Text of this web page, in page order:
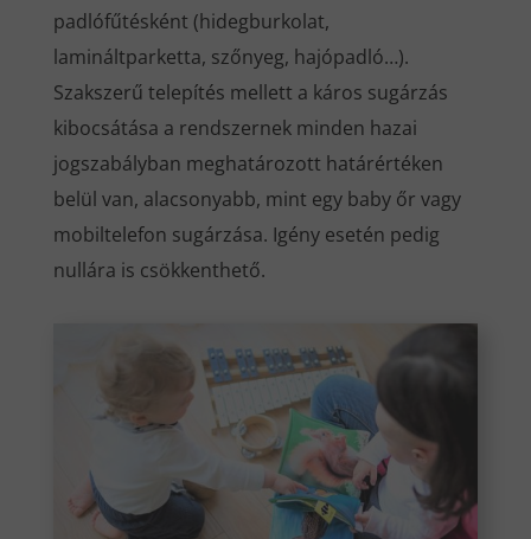
padlófűtésként (hidegburkolat,
lamináltparketta, szőnyeg, hajópadló…).
Szakszerű telepítés mellett a káros sugárzás
kibocsátása a rendszernek minden hazai
jogszabályban meghatározott határértéken
belül van, alacsonyabb, mint egy baby őr vagy
mobiltelefon sugárzása. Igény esetén pedig
nullára is csökkenthető.